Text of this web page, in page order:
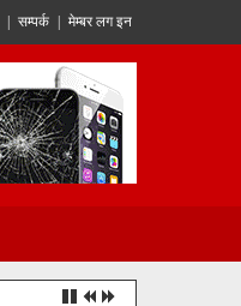
सम्पर्क मेम्बर लग इन